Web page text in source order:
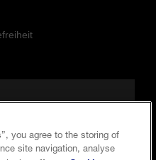
you agree to the storing of
site navigation, analyse